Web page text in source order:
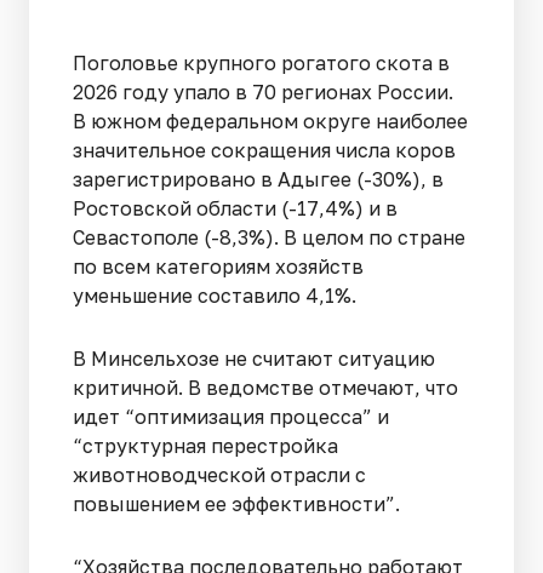
Поголовье крупного рогатого скота в
2026 году упало в 70 регионах России.
В южном федеральном округе наиболее
значительное сокращения числа коров
зарегистрировано в Адыгее (-30%), в
Ростовской области (-17,4%) и в
Севастополе (-8,3%). В целом по стране
по всем категориям хозяйств
уменьшение составило 4,1%.
В Минсельхозе не считают ситуацию
критичной. В ведомстве отмечают, что
идет “оптимизация процесса” и
“структурная перестройка
животноводческой отрасли с
повышением ее эффективности”.
“Хозяйства последовательно работают